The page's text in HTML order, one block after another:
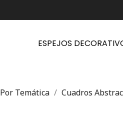
ESPEJOS
Por Temática Cuadros